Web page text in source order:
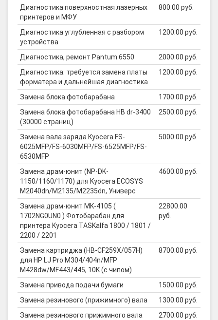
Диагностика поверхностная лазерных
принтеров и МФУ
800.00 руб.
Диагностика углубленная с разбором
устройства
1200.00 руб.
Диагностика, ремонт Pantum 6550
2000.00 руб.
Диагностика: требуется замена платы
форматера и дальнейшая диагностика.
1200.00 руб.
Замена блока фотобарабана
1700.00 руб.
Замена блока фотобарабана HB dr-3400
(30000 страниц)
2500.00 руб.
Замена вала заряда Kyocera FS-
6025MFP/FS-6030MFP/FS-6525MFP/FS-
6530MFP
5000.00 руб.
Замена драм-юнит (NP-DK-
1150/1160/1170) для Kyocera ECOSYS
M2040dn/M2135/M2235dn, Универс
4600.00 руб.
Замена драм-юнит MK-4105 (
1702NG0UN0 ) Фотобарабан для
принтера Kyocera TASKalfa 1800 / 1801 /
2200 / 2201
22800.00
руб.
Замена картриджа (HB-CF259X/057H)
для HP LJ Pro M304/404n/MFP
M428dw/MF443/445, 10K (с чипом)
8700.00 руб.
Замена привода подачи бумаги
1500.00 руб.
Замена резинового (прижимного) вала
1300.00 руб.
Замена резинового прижимного вала
2700.00 руб.